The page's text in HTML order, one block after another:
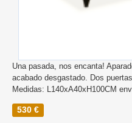
Una pasada, nos encanta!
acabado desgastado. Dos
Medidas: L140xA40xH100CM
530 €